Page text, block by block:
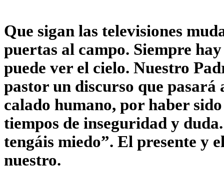
Que sigan las televisiones
puertas al campo. Siempre
puede ver el cielo. Nuestro
pastor un discurso que
calado humano, por haber
tiempos de inseguridad y
tengáis miedo”. El presente y
nuestro.